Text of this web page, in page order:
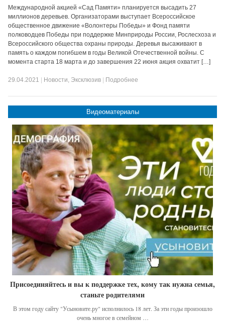
Международной акцией «Сад Памяти» планируется высадить 27
миллионов деревьев. Организаторами выступает Всероссийское
общественное движение «Волонтеры Победы» и Фонд памяти
полководцев Победы при поддержке Минприроды России, Рослесхоза и
Всероссийского общества охраны природы. Деревья высаживают в
память о каждом погибшем в годы Великой Отечественной войны. С
момента старта 18 марта и до завершения 22 июня акция охватит […]
29.04.2021 Новости, Эксклюзив Подробнее
Видеоматериалы
Присоединяйтесь и вы к поддержке тех, кому так нужна семья,
станьте родителями
В этом году сайту "Усыновите.ру" исполнилось 18 лет. За эти годы произошло
очень многое в семейном …